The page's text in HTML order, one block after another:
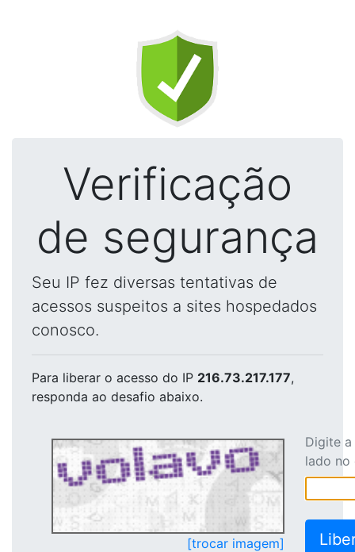
Verificação
de segurança
Seu IP fez diversas tentativas de
acessos suspeitos a sites hospedados
conosco.
Para liberar o acesso do IP 216.73.217.177,
responda ao desafio abaixo.
[trocar imagem]
Digite
lado no